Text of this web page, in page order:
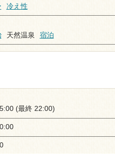
冷え性
天然温泉 宿泊
(最終 22:00)